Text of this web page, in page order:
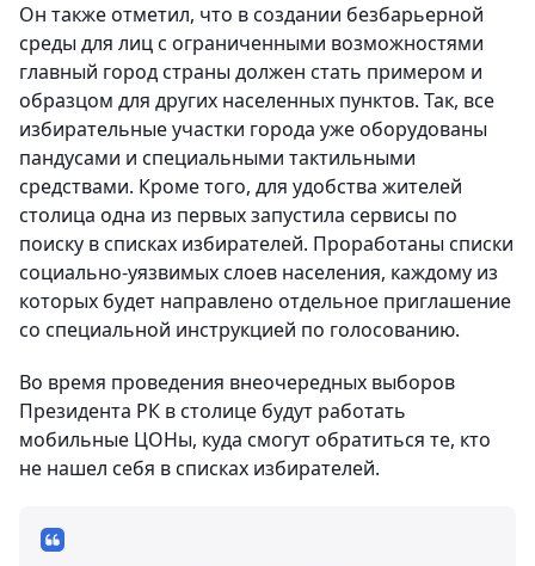
Он также отметил, что в создании безбарьерной
среды для лиц с ограниченными возможностями
главный город страны должен стать примером и
образцом для других населенных пунктов. Так, все
избирательные участки города уже оборудованы
пандусами и специальными тактильными
средствами. Кроме того, для удобства жителей
столица одна из первых запустила сервисы по
поиску в списках избирателей. Проработаны списки
социально-уязвимых слоев населения, каждому из
которых будет направлено отдельное приглашение
со специальной инструкцией по голосованию.
Во время проведения внеочередных выборов
Президента РК в столице будут работать
мобильные ЦОНы, куда смогут обратиться те, кто
не нашел себя в списках избирателей.